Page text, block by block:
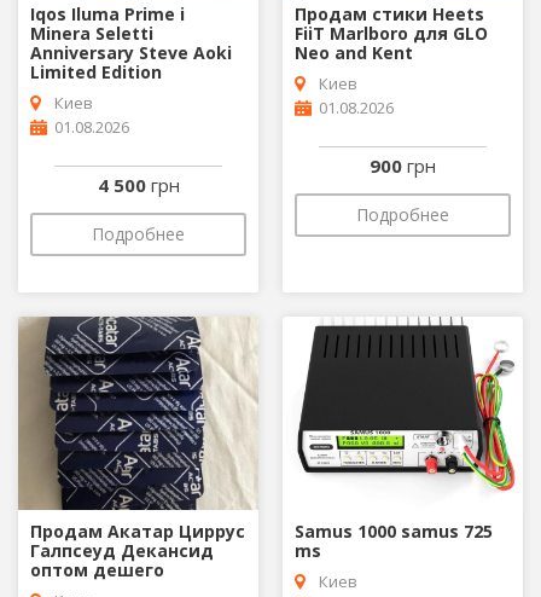
Iqos Iluma Prime i
Minera Seletti
Anniversary Steve Aoki
Limited Edition
Киев
01.08.2026
4 500 грн
Подробнее
Продам стики Heets
FiiT Marlboro для GLO
Neo and Kent
Киев
01.08.2026
900 грн
Подробнее
Продам Акатар Циррус
Галпсеуд Декансид
оптом дешего
Samus 1000 samus 725
ms
Киев